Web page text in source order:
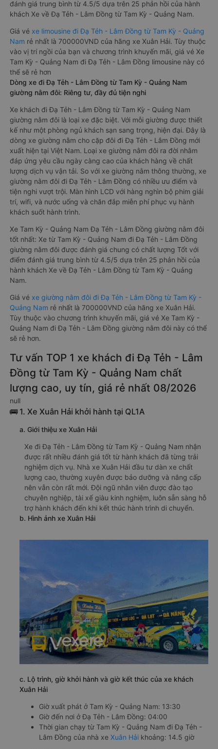
đánh giá trung bình từ 4.5/5 dựa trên 25 phản hồi của hành
khách Xe về Đạ Tẻh - Lâm Đồng từ Tam Kỳ - Quảng Nam.
Giá vé xe limousine đi Đạ Tẻh - Lâm Đồng từ Tam Kỳ - Quảng
Nam rẻ nhất là 700000VND của hãng xe Xuân Hải. Tùy thuộc
vào vị trí ngồi của bạn và chương trình khuyến mãi, giá vé Xe
Tam Kỳ - Quảng Nam đi Đạ Tẻh - Lâm Đồng limousine này có
thể sẽ rẻ hơn
Dòng xe đi Đạ Tẻh - Lâm Đồng từ Tam Kỳ - Quảng Nam
giường nằm đôi: Riêng tư, đầy đủ tiện nghi
Xe khách đi Đạ Tẻh - Lâm Đồng từ Tam Kỳ - Quảng Nam
giường nằm đôi là loại xe đặc biệt. Với mỗi giường được thiết
kế như một phòng ngủ khách sạn sang trọng, hiện đại. Đây là
dòng xe giường nằm cho cặp đôi đi Đạ Tẻh - Lâm Đồng mới
xuất hiện tại Việt Nam. Loại xe giường nằm đôi ra đời nhằm
đáp ứng yêu cầu ngày càng cao của khách hàng về chất
lượng dịch vụ vận tải. So với xe giường nằm thông thường, xe
giường nằm đôi đi Đạ Tẻh - Lâm Đồng có nhiều ưu điểm và
tiện nghi vượt trội. Màn hình LCD với hàng nghìn bộ phim giải
trí, wifi, và nước uống và chăn đắp miễn phí phục vụ hành
khách suốt hành trình.
Xe Tam Kỳ - Quảng Nam Đạ Tẻh - Lâm Đồng giường nằm đôi
tốt nhất: Xe từ Tam Kỳ - Quảng Nam đi Đạ Tẻh - Lâm Đồng
giường nằm đôi được đánh giá chung có chất lượng Tốt với
điểm đánh giá trung bình từ 4.5/5 dựa trên 25 phản hồi của
hành khách Xe về Đạ Tẻh - Lâm Đồng từ Tam Kỳ - Quảng
Nam.
Giá vé xe giường nằm đôi đi Đạ Tẻh - Lâm Đồng từ Tam Kỳ -
Quảng Nam rẻ nhất là 700000VND của hãng xe Xuân Hải.
Tùy thuộc vào chương trình khuyến mãi, giá vé Xe Tam Kỳ -
Quảng Nam đi Đạ Tẻh - Lâm Đồng giường nằm đôi này có thể
sẽ rẻ hơn.
Tư vấn TOP 1 xe khách đi Đạ Tẻh - Lâm
Đồng từ Tam Kỳ - Quảng Nam chất
lượng cao, uy tín, giá rẻ nhất 08/2026
null
🚌 1. Xe Xuân Hải khởi hành tại QL1A
a. Giới thiệu xe Xuân Hải
Xe đi Đạ Tẻh - Lâm Đồng từ Tam Kỳ - Quảng Nam nhận
được rất nhiều đánh giá tốt từ hành khách đã từng trải
nghiệm dịch vụ. Nhà xe Xuân Hải đầu tư dàn xe chất
lượng cao, thường xuyên được bảo dưỡng và nâng cấp
nên vẫn còn rất mới. Đội ngũ nhân viên được đào tạo
chuyên nghiệp, tài xế giàu kinh nghiệm, luôn sẵn sàng hỗ
trợ hành khách đến khi kết thúc hành trình di chuyển.
b. Hình ảnh xe Xuân Hải
c. Lộ trình, giờ khởi hành và giờ kết thúc của xe khách
Xuân Hải
Giờ xuất phát ở Tam Kỳ - Quảng Nam: 13:30
Giờ đến nơi ở Đạ Tẻh - Lâm Đồng: 04:00
Thời gian chạy từ Tam Kỳ - Quảng Nam đi Đạ Tẻh -
Lâm Đồng của nhà xe Xuân Hải khoảng: 14.5 giờ